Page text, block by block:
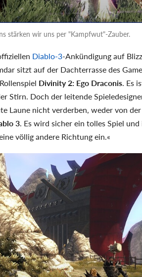
stärken wir uns per "Kampfwut"-Zauber.
Diablo-3-Ankündigung auf
sitzt auf der Dachterrasse des
Divinity 2: Ego Draconis. Es
Stirn. Doch der leitende
Laune nicht verderben, weder von
3. Es wird sicher ein tolles Spiel
völlig andere Richtung ein.«